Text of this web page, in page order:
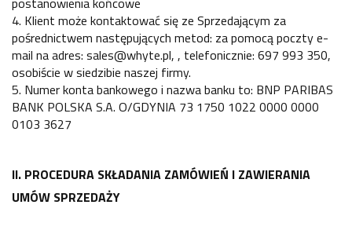
4. Klient może kontaktować się ze Sprzedającym za
pośrednictwem następujących metod: za pomocą poczty e-
mail na adres: sales@whyte.pl, , telefonicznie: 697 993 350,
osobiście w siedzibie naszej firmy.
5. Numer konta bankowego i nazwa banku to: BNP PARIBAS
BANK POLSKA S.A. O/GDYNIA 73 1750 1022 0000 0000
0103 3627
II. PROCEDURA SKŁADANIA ZAMÓWIEŃ I ZAWIERANIA
UMÓW SPRZEDAŻY